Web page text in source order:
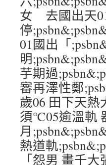
女 去國出天
停
01國出「
明
芋期過
審再澤性鄭
歲06 田下天熱
須℃05逾溫軌
月
熱道軌
「怨男 畫千